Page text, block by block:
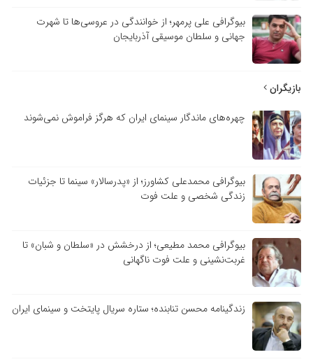
بیوگرافی علی پرمهر؛ از خوانندگی در عروسی‌ها تا شهرت
جهانی و سلطان موسیقی آذربایجان
بازیگران
چهره‌های ماندگار سینمای ایران که هرگز فراموش نمی‌شوند
بیوگرافی محمدعلی کشاورز؛ از «پدرسالار» سینما تا جزئیات
زندگی شخصی و علت فوت
بیوگرافی محمد مطیعی؛ از درخشش در «سلطان و شبان» تا
غربت‌نشینی و علت فوت ناگهانی
زندگینامه محسن تنابنده؛ ستاره سریال پایتخت و سینمای ایران